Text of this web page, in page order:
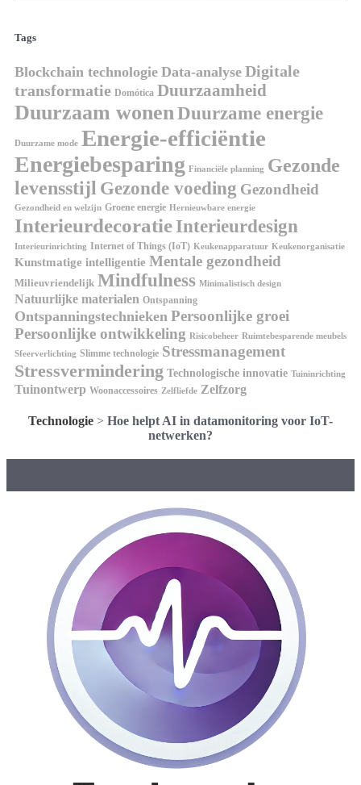
Tags
Blockchain technologie Data-analyse Digitale
transformatie Domótica Duurzaamheid
Duurzaam wonenDuurzame energie
Duurzame mode Energie-efficiëntie
Energiebesparing Financiële planning Gezonde
levensstijl Gezonde voeding Gezondheid
Gezondheid en welzijn Groene energie Hernieuwbare energie
InterieurdecoratieInterieurdesign
Interieurinrichting Internet of Things (IoT) Keukenapparatuur Keukenorganisatie
Kunstmatige intelligentie Mentale gezondheid
Milieuvriendelijk Mindfulness Minimalistisch design
Natuurlijke materialen Ontspanning
Ontspanningstechnieken Persoonlijke groei
Persoonlijke ontwikkeling Risicobeheer Ruimtebesparende meubels
Sfeerverlichting Slimme technologie Stressmanagement
Stressvermindering Technologische innovatie Tuininrichting
Tuinontwerp Woonaccessoires Zelfliefde Zelfzorg
Technologie > Hoe helpt AI in datamonitoring voor IoT-
netwerken?